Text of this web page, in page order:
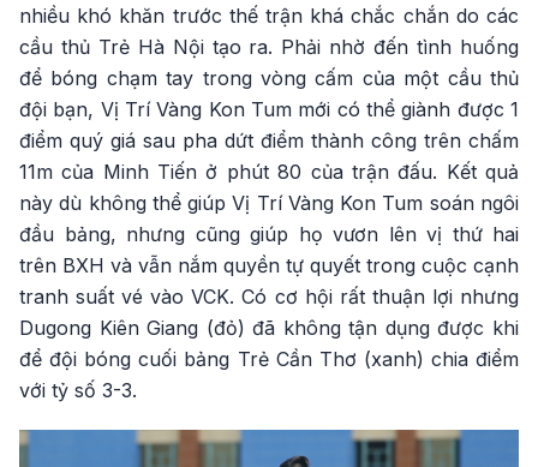
nhiều khó khăn trước thế trận khá chắc chắn do các
cầu thủ Trẻ Hà Nội tạo ra. Phải nhờ đến tình huống
để bóng chạm tay trong vòng cấm của một cầu thủ
đội bạn, Vị Trí Vàng Kon Tum mới có thể giành được 1
điểm quý giá sau pha dứt điểm thành công trên chấm
11m của Minh Tiến ở phút 80 của trận đấu. Kết quả
này dù không thể giúp Vị Trí Vàng Kon Tum soán ngôi
đầu bảng, nhưng cũng giúp họ vươn lên vị thứ hai
trên BXH và vẫn nắm quyền tự quyết trong cuộc cạnh
tranh suất vé vào VCK. Có cơ hội rất thuận lợi nhưng
Dugong Kiên Giang (đỏ) đã không tận dụng được khi
để đội bóng cuối bảng Trẻ Cần Thơ (xanh) chia điểm
với tỷ số 3-3.